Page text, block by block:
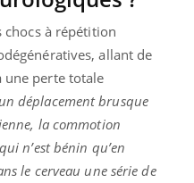
chocs à répétition
allant de
une perte totale
déplacement brusque
la commotion
n’est bénin qu’en
le cerveau une série de